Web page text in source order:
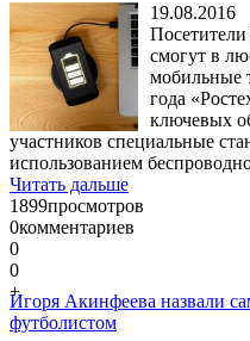
19.08.2016
смогут в
мобильные
года
ключевых
участников специальные
использованием
Читать дальше
1899просмотров
0комментариев
0
0
+
Игоря Акинфеева назвали
футболистом